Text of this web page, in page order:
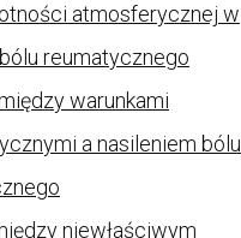
atmosferycznej w
reumatycznego
warunkami
a nasileniem bólu
niewłaściwym